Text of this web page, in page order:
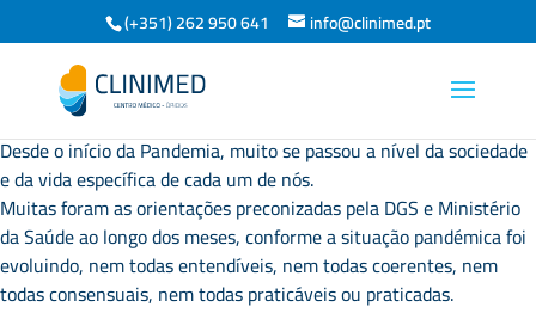
(+351) 262 950 641 info@clinimed.pt
Desde o início da Pandemia, muito se passou a nível da sociedade
e da vida específica de cada um de nós.
Muitas foram as orientações preconizadas pela DGS e Ministério
da Saúde ao longo dos meses, conforme a situação pandémica foi
evoluindo, nem todas entendíveis, nem todas coerentes, nem
todas consensuais, nem todas praticáveis ou praticadas.